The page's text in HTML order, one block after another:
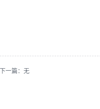
下一篇：无